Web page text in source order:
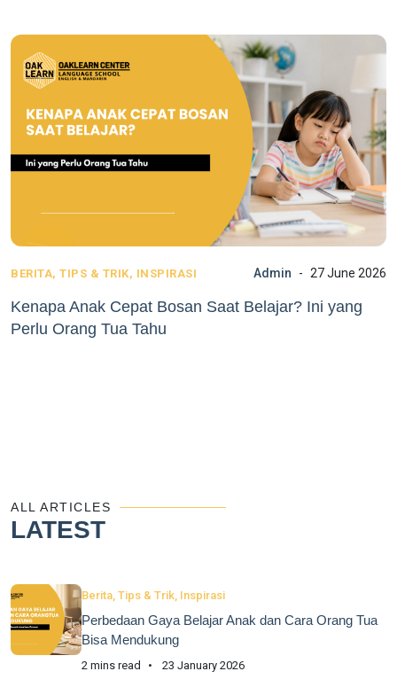
BERITA, TIPS & TRIK, INSPIRASI Admin 27 June 2026
Kenapa Anak Cepat Bosan Saat Belajar? Ini yang
Perlu Orang Tua Tahu
ALL ARTICLES
LATEST
Berita, Tips & Trik, Inspirasi
Perbedaan Gaya Belajar Anak dan Cara Orang Tua
Bisa Mendukung
2 mins read 23 January 2026